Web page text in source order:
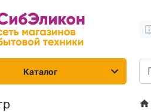
Каталог